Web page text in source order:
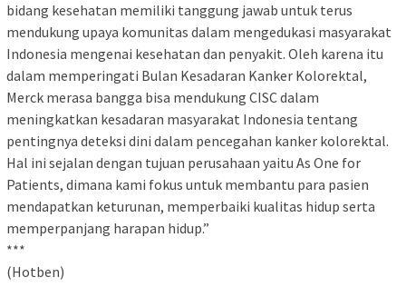
bidang kesehatan memiliki tanggung jawab untuk terus
mendukung upaya komunitas dalam mengedukasi masyarakat
Indonesia mengenai kesehatan dan penyakit. Oleh karena itu
dalam memperingati Bulan Kesadaran Kanker Kolorektal,
Merck merasa bangga bisa mendukung CISC dalam
meningkatkan kesadaran masyarakat Indonesia tentang
pentingnya deteksi dini dalam pencegahan kanker kolorektal.
Hal ini sejalan dengan tujuan perusahaan yaitu As One for
Patients, dimana kami fokus untuk membantu para pasien
mendapatkan keturunan, memperbaiki kualitas hidup serta
memperpanjang harapan hidup.”
***
(Hotben)